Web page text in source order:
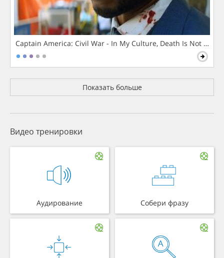
Captain America: Civil War - In My Culture, Death Is Not The
Показать больше
Видео тренировки
Аудирование Собери фразу